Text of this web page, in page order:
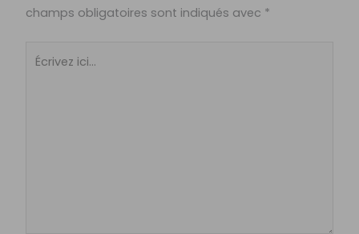
champs obligatoires sont indiqués avec *